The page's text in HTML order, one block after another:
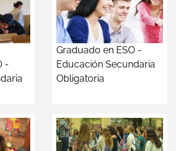
-
Graduado en ESO -
Educación Secundaria
Obligatoria